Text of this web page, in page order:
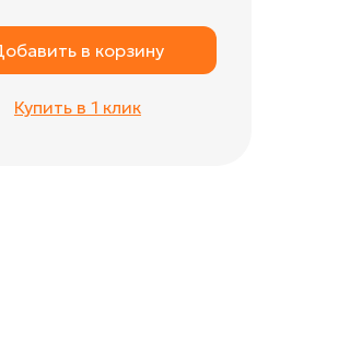
в корзину
Купить в 1 клик